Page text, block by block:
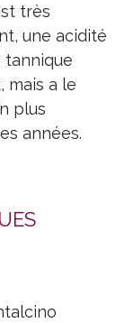
très
une acidité
tannique
mais a le
plus
années.